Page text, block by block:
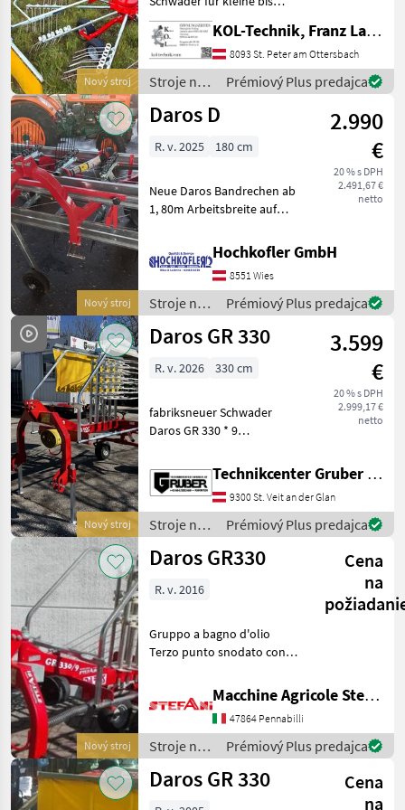
Pöttinger
Krone
Claas
Kuhn
SIP
Zobraziť
všetkých
MODEL
GR
330
MARKETPLACE
Marketplace
Ponuky
predajcov inzeráty
Nový stroj
mittlere Grünflächen. Dank
lenkbarer Räder folgt die
Maschine dem Traktor auch
in engen Bereichen
problemlos. Mode
KOL-Technik, Franz Lampl-Küssner
8093 St. Peter am Ottersbach
Stroje na
zber
objemových
Daros
Prémiový Plus predajca
Nový stroj
Daros D
2.990
€
20 % s DPH
2.491,67 €
netto
R. v. 2025 180 cm
Neue Daros Bandrechen ab
1, 80m Arbeitsbreite auf
Arbeitsbreite-.2.990
inkl.Mwst 3, 00m
Arbeitsbreite-4.990
inkl.Mwst inklusive
Gelenkswelle, sofort verf
Hochkofler GmbH
8551 Wies
Stroje na
zber
objemových
Daros
Prémiový Plus predajca
Nový stroj
Daros GR 330
3.599
€
20 % s DPH
2.999,17 €
netto
R. v. 2026 330 cm
fabriksneuer Schwader
Daros GR 330 * 9
Zinkenreihen *
Arbeitsbreite: 3, 3 m *
Kreiseldurchmesser 2, 8 m *
Transportbreite: 1, 4 m * 3
Technikcenter Gruber GmbH
9300 St. Veit an der Glan
Stroje na
zber
objemových
Daros
Prémiový Plus predajca
Nový stroj
Daros GR330
Cena
na
R. v. 2016
Gruppo a bagno d'olio
Terzo punto snodato con
tandem a 4 ruote Peso 360
kg Stroje na zber
objemových krmív Rotačné
zhrňovače
Macchine Agricole Stefani Luciano
47864 Pennabilli
Stroje na
zber
objemových
Prémiový Plus predajca
Daros GR 330
Cena
na